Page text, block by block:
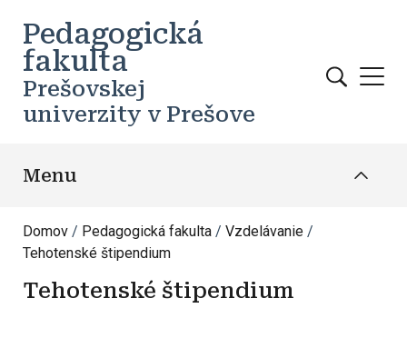
Pedagogická
fakulta
Prešovskej
univerzity v Prešove
Menu
Domov Pedagogická fakulta
Vzdelávanie
Tehotenské štipendium
Tehotenské štipendium